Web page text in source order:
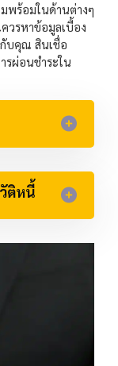
พร้อมในด้านต่างๆ
วรหาข้อมูลเบื้อง
บคุณ สินเชื่อ
ผ่อนชำระใน
ติหนี้​